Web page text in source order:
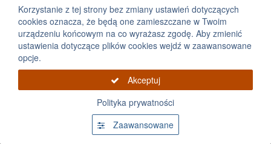
Czujnik parkowania Hyundai Santa Fe / Tucson
(2021)
Korzystanie z tej strony bez zmiany ustawień dotyczących
cookies oznacza, że będą one zamieszczane w Twoim
urządzeniu końcowym na co wyrażasz zgodę. Aby zmienić
ustawienia dotyczące plików cookies wejdź w zaawansowane
opcje.
Akceptuj
Polityka prywatności
Zaawansowane